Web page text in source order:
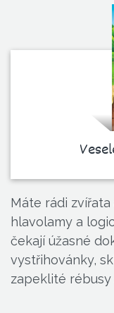
Máte rádi
hlavolamy a
čekají úžasné
vystřihovánky,
zapeklité rébusy